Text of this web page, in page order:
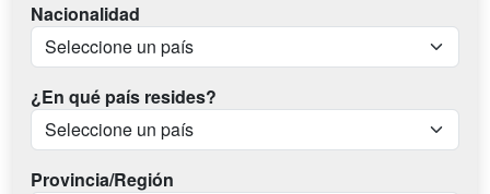
Nacionalidad
¿En qué país resides?
Provincia/Región